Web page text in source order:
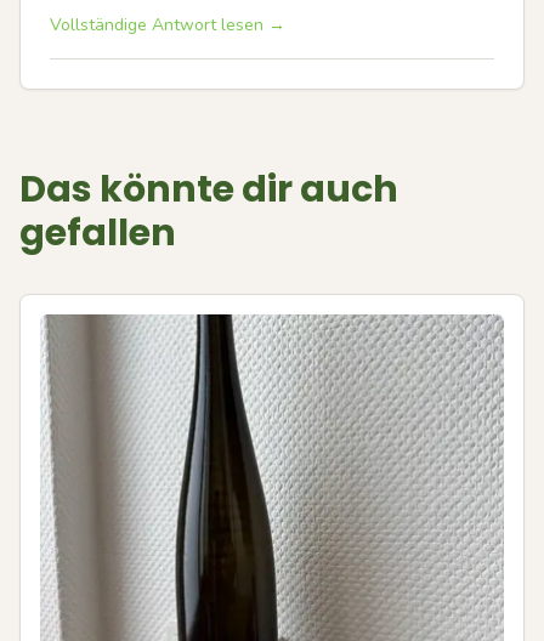
Vollständige Antwort lesen →
Das könnte dir auch
gefallen